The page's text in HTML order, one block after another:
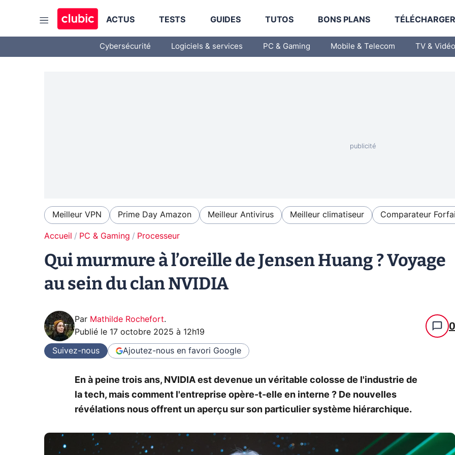
ACTUS TESTS GUIDES TUTOS BONS PLANS
Cybersécurité Logiciels & services PC & Gaming Mobile & Telecom TV & Vidéo
Meilleur VPN Prime Day Amazon Meilleur Antivirus Meilleur climatiseur Comparateur
Accueil PC & Gaming Processeur
Qui murmure à l’oreille de Jensen Huang ? Voyage
au sein du clan NVIDIA
Par Mathilde Rochefort.
Publié le 17 octobre 2025 à 12h19 0
Suivez-nous Ajoutez-nous en favori Google
En à peine trois ans, NVIDIA est devenue un véritable colosse de l'industrie de
la tech, mais comment l'entreprise opère-t-elle en interne ? De nouvelles
révélations nous offrent un aperçu sur son particulier système hiérarchique.